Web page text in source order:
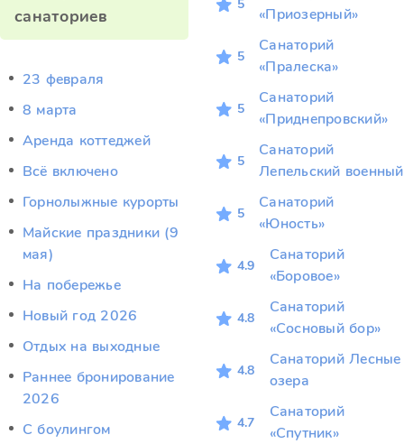
санаториев
23 февраля
8 марта
Аренда коттеджей
Всё включено
Горнолыжные курорты
Майские праздники (9
мая)
На побережье
Новый год 2026
Отдых на выходные
Раннее бронирование
2026
С боулингом
5
«Приозерный»
5
Санаторий
«Пралеска»
5
Санаторий
«Приднепровский»
5
Санаторий
Лепельский военный
5
Санаторий
«Юность»
4.9
Санаторий
«Боровое»
4.8
Санаторий
«Сосновый бор»
4.8
Санаторий Лесные
озера
4.7
Санаторий
«Спутник»